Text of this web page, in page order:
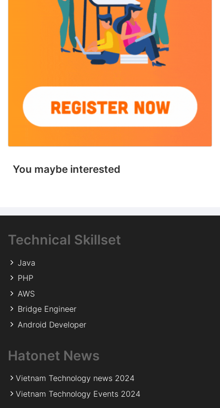
You maybe interested
Technical Skillset
Java
PHP
AWS
Bridge Engineer
Android Developer
Hatonet News
Vietnam Technology news 2024
Vietnam Technology Events 2024